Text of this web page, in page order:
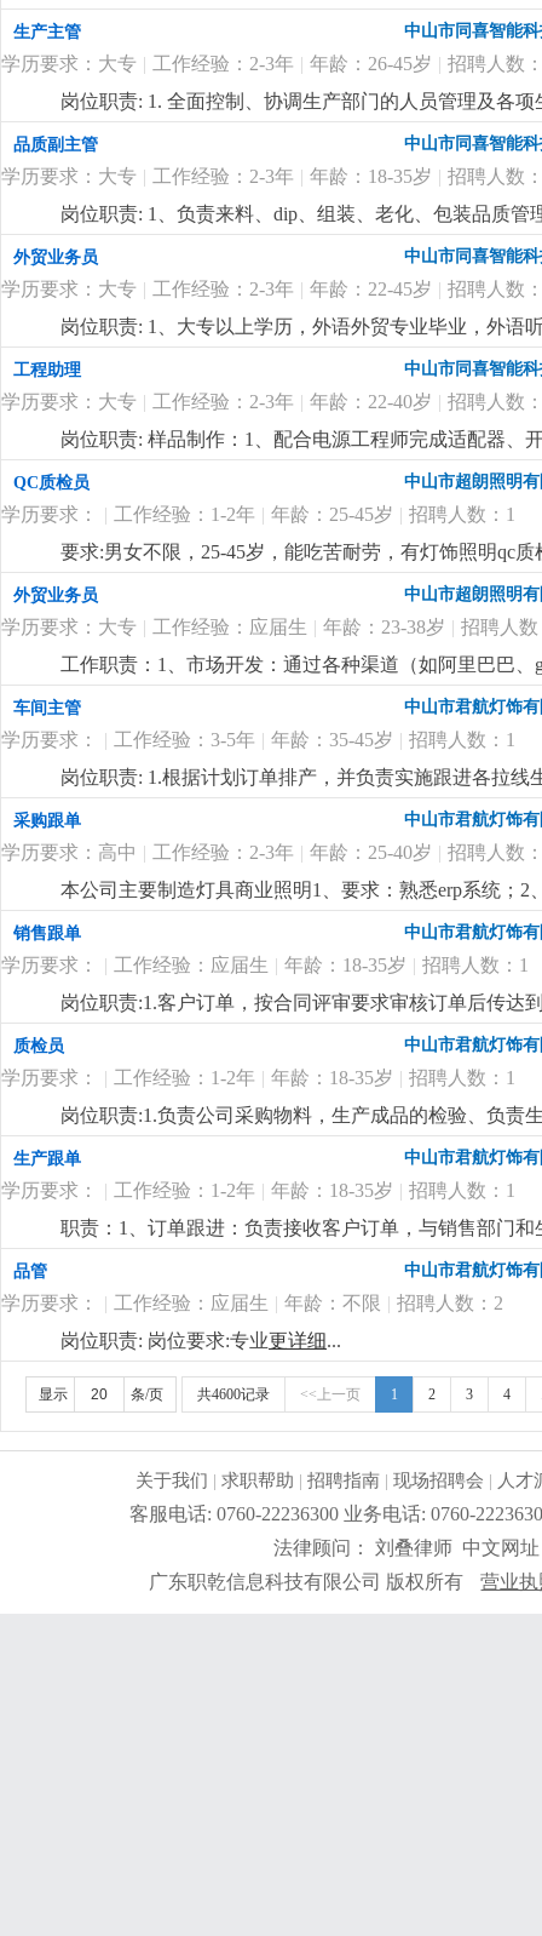
持仓库内货品和环境的干净整洁；4、负责仓库5s工作
系统；3、服从管理、能适应加班；
更详细 ...
生产主管 中山市同喜智能
学历要求：大专 | 工作经验：2-3年 | 年龄：26-45岁 | 招聘人数
岗位职责: 1. 全面控制、协调生产部门的人员管理及各
度；3. 跟踪生产情况、产品需求、生产过程、产值目标
及时追踪，并提出合理化建议；5. 参与提高生产效率和
产现场的安全和清洁；岗位要求:1. 高中及以上学历，3
律知识，熟悉生产流程，精通生产管理知识；3. 具备较
分析和解决问题能力；4. 具有一定的办公软件使用操作
品质副主管 中山市同喜智能
学历要求：大专 | 工作经验：2-3年 | 年龄：18-35岁 | 招聘人数
岗位职责: 1、负责来料、dip、组装、老化、包装品质
控制措施的执行情况；3、负责sip的制定及完善，优化
查监督iqc/ipcq/qa质检团队的运作，做好质检作业监督
结果导向回复，发动团队推动工作；6、在品质经理的
专业，大专或以上学历；2、3-5年以上led驱动电源或
体系工作经验；3、有一定的产品分析能力，熟悉
法；熟练使用spc, msa, 柏拉图等统计与分析工具，有
沟通，能够与不同层级的人员沟通，发动团队的积极性
题，有较强的承压能力，能接受挑战；6、能适应加班，
外贸业务员 中山市同喜智能
学历要求：大专 | 工作经验：2-3年 | 年龄：22-45岁 | 招聘人数
岗位职责: 1、大专以上学历，外语外贸专业毕业，外语
压能力，具备良好的沟通与应变能力；3、工作积极主
开关类销售方面工作经验优先；岗位要求:1、主要负责
工作；3、国内外客户的接洽接待工作；4、自主客户订
市场的开发，公司采取线下线上相结合的模式，每年组
个国际境外专业展会等更详细...
工程助理 中山市同喜智能
学历要求：大专 | 工作经验：2-3年 | 年龄：22-40岁 | 招聘人数
岗位职责: 样品制作：1、配合电源工程师完成适配器、
装、半成品 / 成品样机制作；2、物料管理：bom 核对
进、物料退换处理；样机测试辅助：1、协助工程师做
据、整理测试报告；样板整理归档：2、样机编号、拍
点）整理归档；问题反馈：3、打样过程中焊接不良、
辅料 / 治具管理：焊台、万用表、负载、老化架、线材
样品寄送、来料样板核对、工程变更样板更换、临时交
管理相关专业优先（需具备学习能力）；2、熟练使用
3、沟通协调能力强，责任心强，工作细致，能承受一
节奏；4、有相关行业经验（1-3年）者优先录用；5、
QC质检员 中山市超朗照明
学历要求： | 工作经验：1-2年 | 年龄：25-45岁 | 招聘人数：1
要求:男女不限，25-45岁，能吃苦耐劳，有灯饰照明qc
外贸业务员 中山市超朗照明
学历要求：大专 | 工作经验：应届生 | 年龄：23-38岁 | 招聘人数
工作职责：1、市场开发：通过各种渠道（如阿里巴巴
理：负责维护客户关系，提供售前、售中和售后服务，
程，确保准时交货，并收回应收回的款项。4、市场调
5、产品推广：通过网络平台和社交媒体推广公司产品
同，并处理合同履行过程中可能出现的紧急情况。要求
优先。语言能力：英语四级以上，具备较强的英语听说
流程者优先。技能素质：熟悉网络销售技巧，了解电子
4500-6000元/月+提成 更详细 ...
车间主管 中山市君航灯饰
学历要求： | 工作经验：3-5年 | 年龄：35-45岁 | 招聘人数：1
岗位职责: 1.根据计划订单排产，并负责实施跟进各拉
负责生产进度和质量管控（报表）；4.协助拉线培训新
率；6.协助品质部门监督，执行生产中质量体系，杜绝
隐患等工作；岗位要求：1、有三年以上洗墙灯，筒灯
等岗位管理工作经验；4、能力突出者，工资面谈。更详
采购跟单 中山市君航灯饰
学历要求：高中 | 工作经验：2-3年 | 年龄：25-40岁 | 招聘人数
本公司主要制造灯具商业照明1、要求：熟悉erp系统；
（仓库、订单所需）生成采购单，做好采购跟踪表格；
销售跟单 中山市君航灯饰
学历要求： | 工作经验：应届生 | 年龄：18-35岁 | 招聘人数：1
岗位职责:1.客户订单，按合同评审要求审核订单后传达
2.根据生产部反馈信息掌握生产进度及欠料、品质问题
安排生产，跟踪样品进度及客户确认结果。安排送样、
知相关部门5.客户资信、客户订单、文件分发的整理和
踪7.经常与客户沟通，保持良好关系，争取客户订单8.
的其他之事宜岗位要求:1.高中以上学历或相关工作经验
上的工作经验者优先考虑3.工作有条理，细致、认真、
的网络知识更详细...
质检员 中山市君航灯饰
学历要求： | 工作经验：1-2年 | 年龄：18-35岁 | 招聘人数：1
岗位职责:1.负责公司采购物料，生产成品的检验、负责
如实记录和反馈2.负责对出现的产品质量问题进行分析
实3.协助做好生产一线员工的品质意识和品质识别能力
能力，对新事物的接受能力强3.具备一定的文字功底和
作流程4.能吃苦，工作细心，有严谨的工作态度，有很
详细...
生产跟单 中山市君航灯饰
学历要求： | 工作经验：1-2年 | 年龄：18-35岁 | 招聘人数：1
职责：1、订单跟进：负责接收客户订单，与销售部门
生产计划。在生产过程中，密切跟踪订单的生产进度，
保订单按时交付。2、物料管理：根据生产订单，协助
货。对物料的库存进行监控，及时反馈物料的库存情况
整理和分析生产过程中的相关数据，如生产进度、产品
或相关工作经验者优先，熟悉生产流程和供应链管理。
的数据分析和报表制作能力。同时，需要具备一定的沟
沟通和协作。3、职业素养：具备较强的责任心和敬业
品管 中山市君航灯饰
学历要求： | 工作经验：应届生 | 年龄：不限 | 招聘人数：2
岗位职责: 岗位要求:专业更详细...
显示 条/页 共4600记录 <<上一页 1 2 3 4
关于我们 |求职帮助 |招聘指南 |现场招聘会 | 人才
客服电话: 0760-22236300 业务电话: 0760-
法律顾问： 刘叠律师 中文网
广东职乾信息科技有限公司 版权所有
营业